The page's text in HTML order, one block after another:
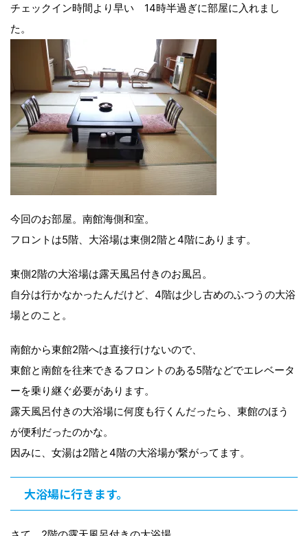
チェックイン時間より早い 14時半過ぎに部屋に入れまし
た。
今回のお部屋。南館海側和室。
フロントは5階、大浴場は東側2階と4階にあります。
東側2階の大浴場は露天風呂付きのお風呂。
自分は行かなかったんだけど、4階は少し古めのふつうの大浴
場とのこと。
南館から東館2階へは直接行けないので、
東館と南館を往来できるフロントのある5階などでエレベータ
ーを乗り継ぐ必要があります。
露天風呂付きの大浴場に何度も行くんだったら、東館のほう
が便利だったのかな。
因みに、女湯は2階と4階の大浴場が繋がってます。
大浴場に行きます。